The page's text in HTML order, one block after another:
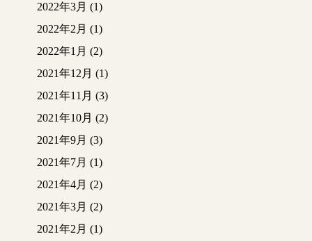
2022年3月 (1)
2022年2月 (1)
2022年1月 (2)
2021年12月 (1)
2021年11月 (3)
2021年10月 (2)
2021年9月 (3)
2021年7月 (1)
2021年4月 (2)
2021年3月 (2)
2021年2月 (1)